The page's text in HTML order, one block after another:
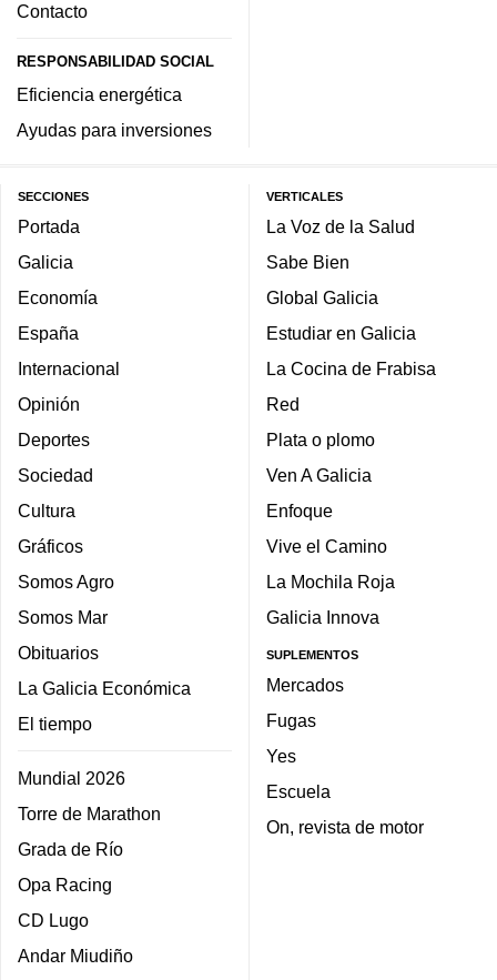
Contacto
RESPONSABILIDAD SOCIAL
Eficiencia energética
Ayudas para inversiones
SECCIONES
Portada
Galicia
Economía
España
Internacional
Opinión
Deportes
Sociedad
Cultura
Gráficos
Somos Agro
Somos Mar
Obituarios
La Galicia Económica
El tiempo
Mundial 2026
Torre de Marathon
Grada de Río
Opa Racing
CD Lugo
Andar Miudiño
VERTICALES
La Voz de la Salud
Sabe Bien
Global Galicia
Estudiar en Galicia
La Cocina de Frabisa
Red
Plata o plomo
Ven A Galicia
Enfoque
Vive el Camino
La Mochila Roja
Galicia Innova
SUPLEMENTOS
Mercados
Fugas
Yes
Escuela
On, revista de motor